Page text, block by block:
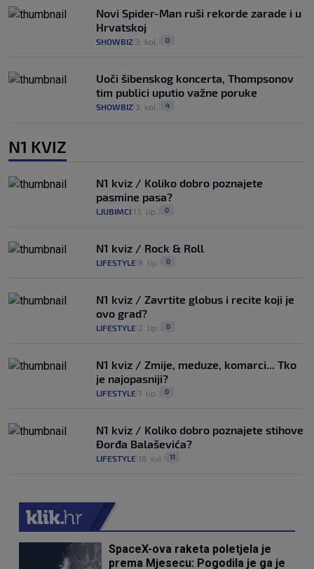
Novi Spider-Man ruši rekorde zarade i u
Hrvatskoj
SHOWBIZ 3. kol. 0
Uoči šibenskog koncerta, Thompsonov
tim publici uputio važne poruke
SHOWBIZ 3. kol. 4
N1 KVIZ
N1 kviz / Koliko dobro poznajete
pasmine pasa?
LJUBIMCI 13. lip. 0
N1 kviz / Rock & Roll
LIFESTYLE 8. lip. 0
N1 kviz / Zavrtite globus i recite koji je
ovo grad?
LIFESTYLE 2. lip. 0
N1 kviz / Zmije, meduze, komarci... Tko
je najopasniji?
LIFESTYLE 1. lip. 0
N1 kviz / Koliko dobro poznajete stihove
Đorđa Balaševića?
LIFESTYLE 18. svi. 11
SpaceX-ova raketa poletjela je
prema Mjesecu: Pogodila je ga je